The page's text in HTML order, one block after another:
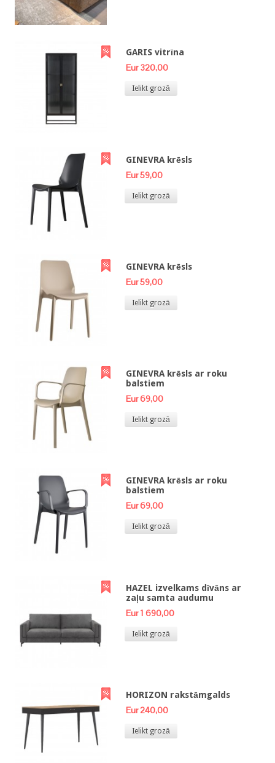
GARIS vitrīna
Eur 320,00
Ielikt grozā
GINEVRA krēsls
Eur 59,00
Ielikt grozā
GINEVRA krēsls
Eur 59,00
Ielikt grozā
GINEVRA krēsls ar roku
balstiem
Eur 69,00
Ielikt grozā
GINEVRA krēsls ar roku
balstiem
Eur 69,00
Ielikt grozā
HAZEL izvelkams dīvāns ar
zaļu samta audumu
Eur 1 690,00
Ielikt grozā
HORIZON rakstāmgalds
Eur 240,00
Ielikt grozā